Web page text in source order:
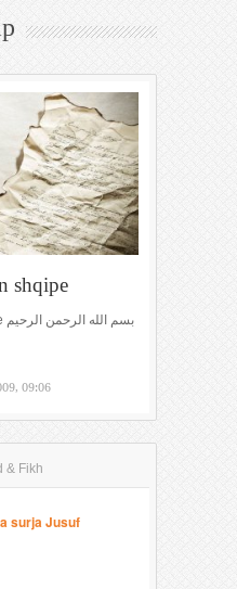
shqipe
Mevludi ne gjuhën shqipe بسم الله الرحمن الرحيم
09:06
& Fikh
surja Jusuf